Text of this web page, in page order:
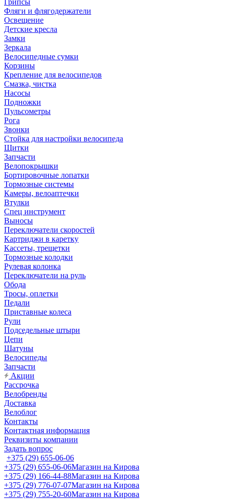
Грипсы
Фляги и флягодержатели
Освещение
Детские кресла
Замки
Зеркала
Велосипедные сумки
Корзины
Крепление для велосипедов
Смазка, чистка
Насосы
Подножки
Пульсометры
Рога
Звонки
Стойка для настройки велосипеда
Щитки
Запчасти
Велопокрышки
Бортировочные лопатки
Тормозные системы
Камеры, велоаптечки
Втулки
Спец инструмент
Выносы
Переключатели скоростей
Картриджи в каретку
Кассеты, трещетки
Тормозные колодки
Рулевая колонка
Переключатели на руль
Обода
Тросы, оплетки
Педали
Приставные колеса
Рули
Подседельные штыри
Цепи
Шатуны
Велосипеды
Запчасти
Акции
Рассрочка
Велобренды
Доставка
Велоблог
Контакты
Контактная информация
Реквизиты компании
Задать вопрос
+375 (29) 655-06-06
+375 (29) 655-06-06Магазин на Кирова
+375 (29) 166-44-88Магазин на Кирова
+375 (29) 776-07-07Магазин на Кирова
+375 (29) 755-20-60Магазин на Кирова